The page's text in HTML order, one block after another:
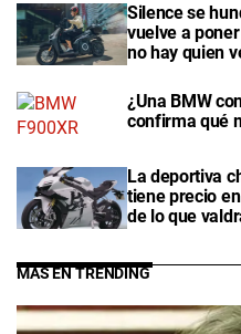
Silence se
vuelve a
no hay quien
¿Una BMW
confirma qué
La deportiva
tiene precio
de lo que
MÁS EN TRENDING